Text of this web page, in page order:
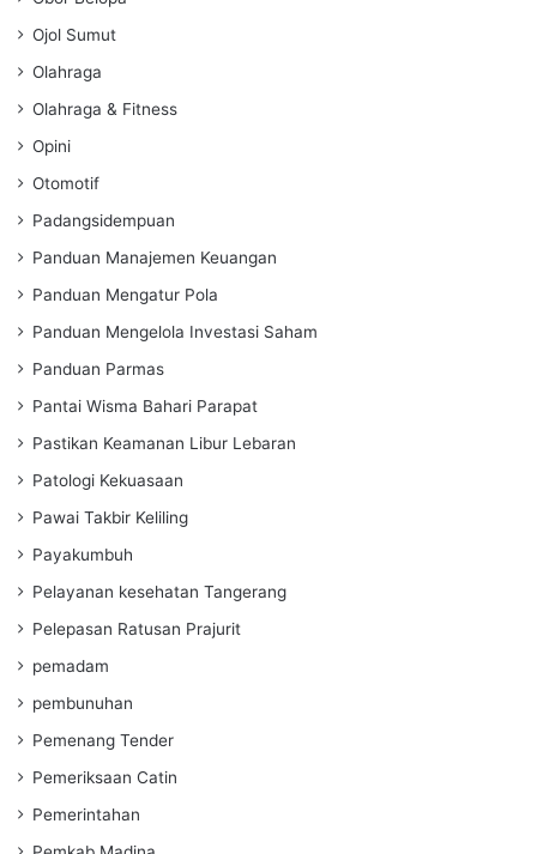
Ojol Sumut
Olahraga
Olahraga & Fitness
Opini
Otomotif
Padangsidempuan
Panduan Manajemen Keuangan
Panduan Mengatur Pola
Panduan Mengelola Investasi Saham
Panduan Parmas
Pantai Wisma Bahari Parapat
Pastikan Keamanan Libur Lebaran
Patologi Kekuasaan
Pawai Takbir Keliling
Payakumbuh
Pelayanan kesehatan Tangerang
Pelepasan Ratusan Prajurit
pemadam
pembunuhan
Pemenang Tender
Pemeriksaan Catin
Pemerintahan